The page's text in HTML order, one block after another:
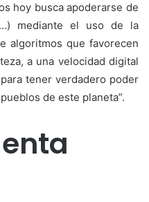
hoy busca apoderarse de
mediante el uso de la
algoritmos que favorecen
a una velocidad digital
tener verdadero poder
de este planeta”.